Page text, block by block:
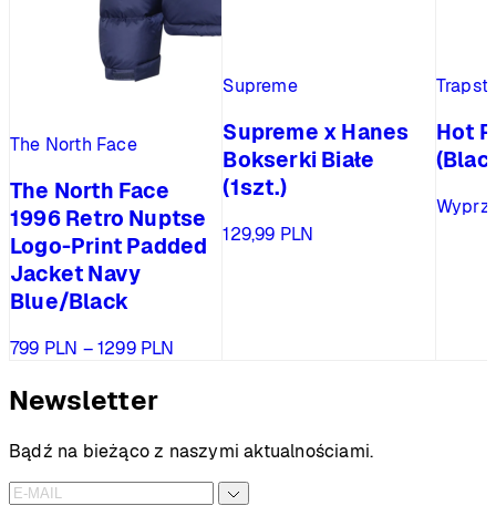
The North Face
The North Face
1996 Retro Nuptse
Logo-Print Padded
Jacket Navy
Blue/Black
799 PLN – 1299 PLN
1299 PLN
Supreme
Supreme x Hanes
Bokserki Białe
(1szt.)
129,99 PLN
Hot
Newsletter
Bądź na bieżąco z naszymi aktualnościami.